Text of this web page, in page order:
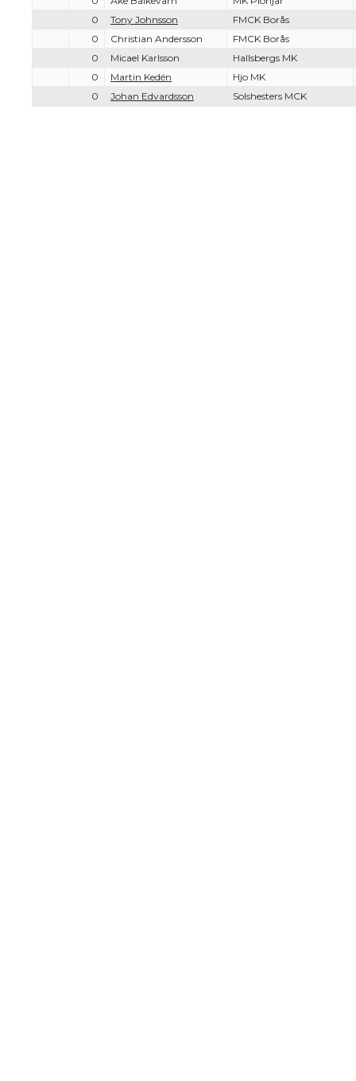
0
Tony Johnsson
FMCK Borås
0
Christian Andersson
FMCK Borås
0
Micael Karlsson
Hallsbergs MK
0
Martin Kedén
Hjo MK
0
Johan Edvardsson Solshesters MCK